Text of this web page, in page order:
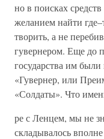
но в поисках
желанием найти
творить, а не
гувернером. Еще до
государства им
«Гувернер, или
«Солдаты». Что
ре с Ленцем, мы не
складывалось